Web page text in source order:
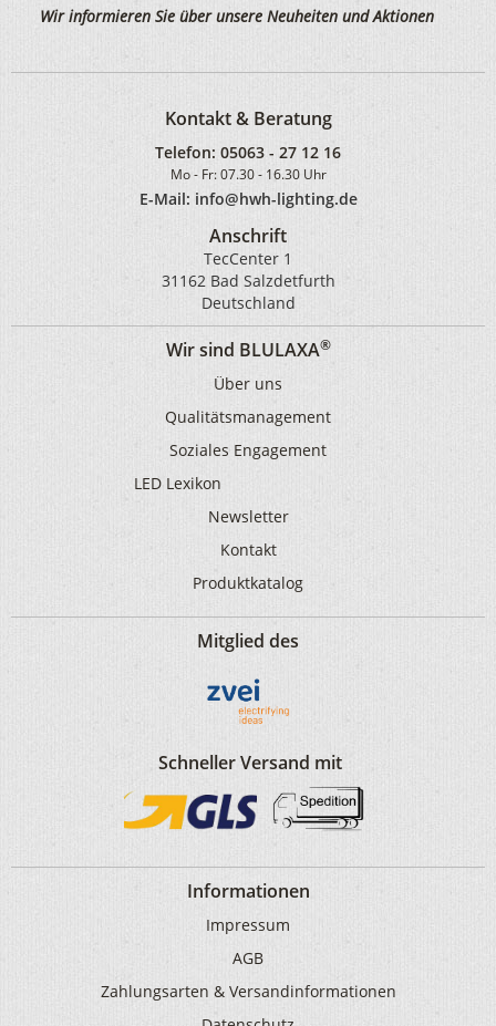
Wir informieren Sie über unsere Neuheiten und Aktionen
Kontakt & Beratung
Telefon: 05063 - 27 12 16
Mo - Fr: 07.30 - 16.30 Uhr
E-Mail: info@hwh-lighting.de
Anschrift
TecCenter 1
31162 Bad Salzdetfurth
Deutschland
Wir sind BLULAXA®
Über uns
Qualitätsmanagement
Soziales Engagement
LED Lexikon
Newsletter
Kontakt
Produktkatalog
Mitglied des
Schneller Versand mit
Informationen
Impressum
AGB
Zahlungsarten & Versandinformationen